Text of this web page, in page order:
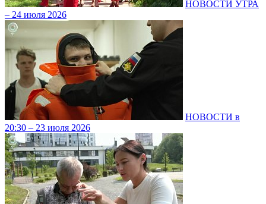
НОВОСТИ УТРА
– 24 июля 2026
НОВОСТИ в
20:30 – 23 июля 2026